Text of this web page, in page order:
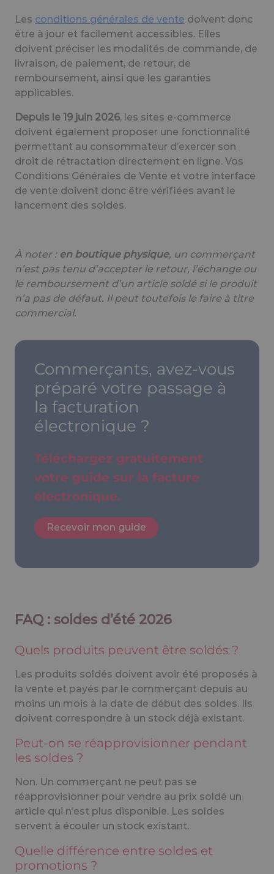
Les conditions générales de vente doivent donc
être à jour et facilement accessibles. Elles
doivent préciser les modalités de commande, de
livraison, de paiement, de retour, de
remboursement, ainsi que les garanties
applicables.
Depuis le 19 juin 2026, les sites e-commerce
doivent également proposer une fonctionnalité
permettant au consommateur d’exercer son
droit de rétractation directement en ligne. Vos
Conditions Générales de Vente et votre interface
de vente doivent donc être vérifiées avant le
lancement des soldes.
À noter : en boutique physique, un commerçant
n’est pas tenu d’accepter le retour, l’échange ou
le remboursement d’un article soldé si le produit
n’a pas de défaut. Il peut toutefois le faire à titre
commercial.
Commerçants, avez-vous
préparé votre passage à
la facturation
électronique ?
Téléchargez gratuitement
votre guide sur la facture
électronique.
Recevoir mon guide
FAQ : soldes d’été 2026
Quels produits peuvent être soldés ?
Les produits soldés doivent avoir été proposés à
la vente et payés par le commerçant depuis au
moins un mois à la date de début des soldes. Ils
doivent correspondre à un stock déjà existant.
Peut-on se réapprovisionner pendant
les soldes ?
Non. Un commerçant ne peut pas se
réapprovisionner pour vendre au prix soldé un
article qui n’est plus disponible. Les soldes
servent à écouler un stock existant.
Quelle différence entre soldes et
promotions ?